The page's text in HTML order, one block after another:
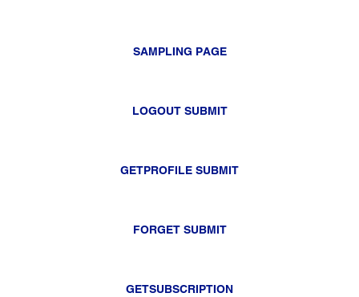
SAMPLING PAGE
LOGOUT SUBMIT
GETPROFILE SUBMIT
FORGET SUBMIT
GETSUBSCRIPTION